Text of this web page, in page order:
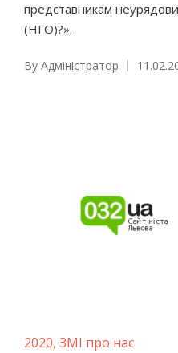
представникам
(НГО)?».
Posted
By Адміністратор
Posted
2020 ЗМІ про нас